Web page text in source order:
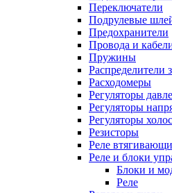
Переключатели
Подрулевые
Предохранители
Провода и
Пружины
Распределители
Расходомеры
Регуляторы
Регуляторы
Регуляторы
Резисторы
Реле
Реле и блоки
Блоки и
Реле